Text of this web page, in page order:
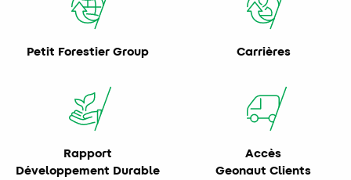
Petit Forestier Group Carrières
Rapport
Développement Durable
Accès
Geonaut Clients